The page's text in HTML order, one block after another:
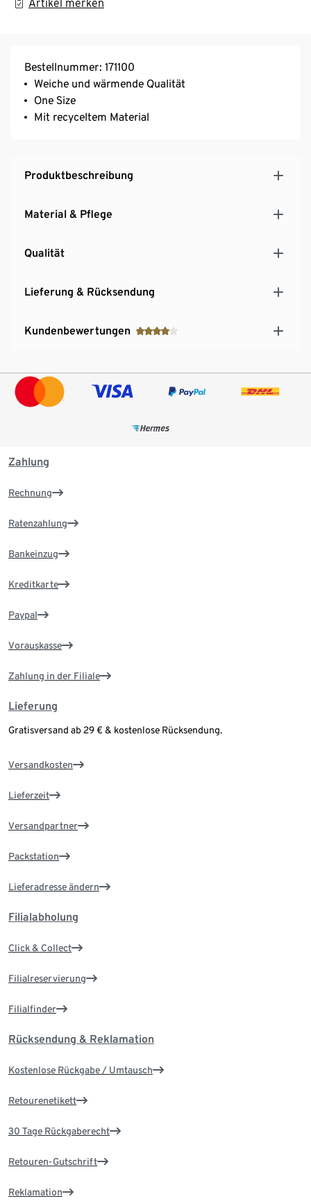
Artikel merken
Bestellnummer: 171100
Weiche und wärmende Qualität
One Size
Mit recyceltem Material
Produktbeschreibung
Material & Pflege
Qualität
Lieferung & Rücksendung
Kundenbewertungen
Zahlung
Rechnung
Ratenzahlung
Bankeinzug
Kreditkarte
Paypal
Vorauskasse
Zahlung in der Filiale
Lieferung
Gratisversand ab 29 € & kostenlose Rücksendung.
Versandkosten
Lieferzeit
Versandpartner
Packstation
Lieferadresse ändern
Filialabholung
Click & Collect
Filialreservierung
Filialfinder
Rücksendung & Reklamation
Kostenlose Rückgabe / Umtausch
Retourenetikett
30 Tage Rückgaberecht
Retouren-Gutschrift
Reklamation